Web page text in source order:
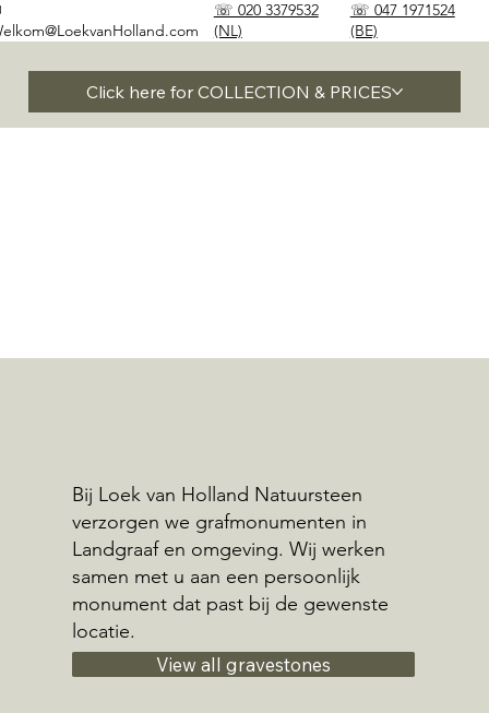
☏ 020 3379532
(NL)
☏ 047 1971524
(BE)
Click here for COLLECTION & PRICES
Bij Loek van Holland Natuursteen
verzorgen we grafmonumenten in
Landgraaf en omgeving. Wij werken
samen met u aan een persoonlijk
monument dat past bij de gewenste
locatie.
View all gravestones